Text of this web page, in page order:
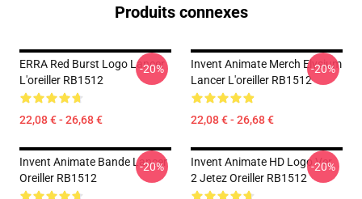
Produits connexes
ERRA Red Burst Logo Lancer
L'oreiller RB1512
22,08 € - 26,68 €
-20%
Invent Animate Merch Elysium
Lancer L'oreiller RB1512
22,08 € - 26,68 €
-20%
Invent Animate Bande Lancer
Oreiller RB1512
-20%
Invent Animate HD Logo Ver.
2 Jetez Oreiller RB1512
-20%